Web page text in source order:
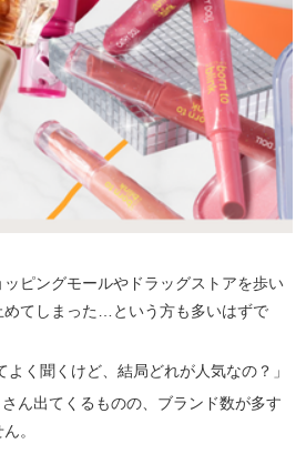
ピングモールやドラッグストアを歩い
めてしまった…という方も多いはずで
く聞くけど、結局どれが人気なの？」
ん出てくるものの、ブランド数が多す
。